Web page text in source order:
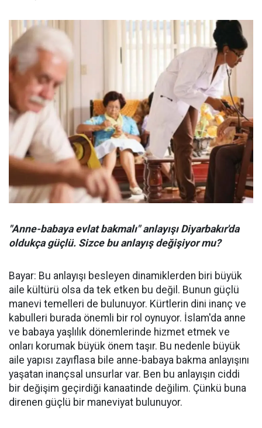
"Anne-babaya evlat bakmalı" anlayışı Diyarbakır'da
oldukça güçlü. Sizce bu anlayış değişiyor mu?
Bayar: Bu anlayışı besleyen dinamiklerden biri büyük
aile kültürü olsa da tek etken bu değil. Bunun güçlü
manevi temelleri de bulunuyor. Kürtlerin dini inanç ve
kabulleri burada önemli bir rol oynuyor. İslam'da anne
ve babaya yaşlılık dönemlerinde hizmet etmek ve
onları korumak büyük önem taşır. Bu nedenle büyük
aile yapısı zayıflasa bile anne-babaya bakma anlayışını
yaşatan inançsal unsurlar var. Ben bu anlayışın ciddi
bir değişim geçirdiği kanaatinde değilim. Çünkü buna
direnen güçlü bir maneviyat bulunuyor.